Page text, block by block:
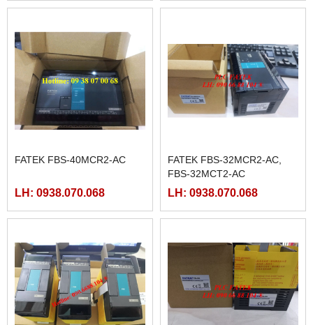
FATEK FBS-40MCR2-AC
LH: 0938.070.068
FATEK FBS-32MCR2-AC,
FBS-32MCT2-AC
LH: 0938.070.068